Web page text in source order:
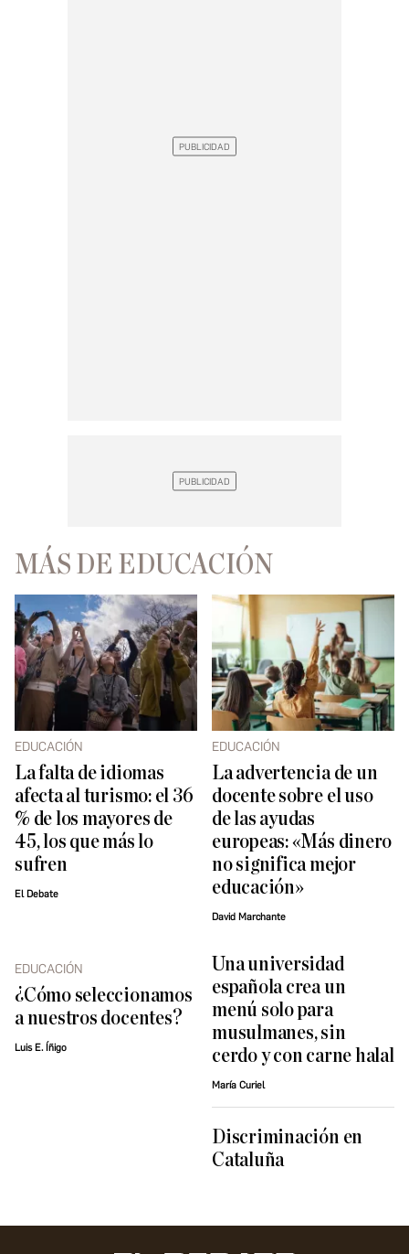
MÁS DE EDUCACIÓN
EDUCACIÓN
La falta de idiomas
afecta al turismo: el 36
% de los mayores de
45, los que más lo
sufren
El Debate
EDUCACIÓN
La advertencia de un
docente sobre el uso
de las ayudas
europeas: «Más dinero
no significa mejor
educación»
David Marchante
EDUCACIÓN
¿Cómo seleccionamos
a nuestros docentes?
Luis E. Íñigo
Una universidad
española crea un
menú solo para
musulmanes, sin
cerdo y con carne halal
María Curiel
Discriminación en
Cataluña